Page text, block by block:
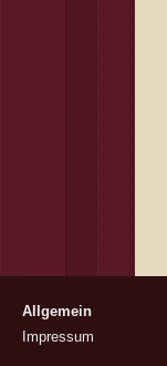
Allgemein
Impressum